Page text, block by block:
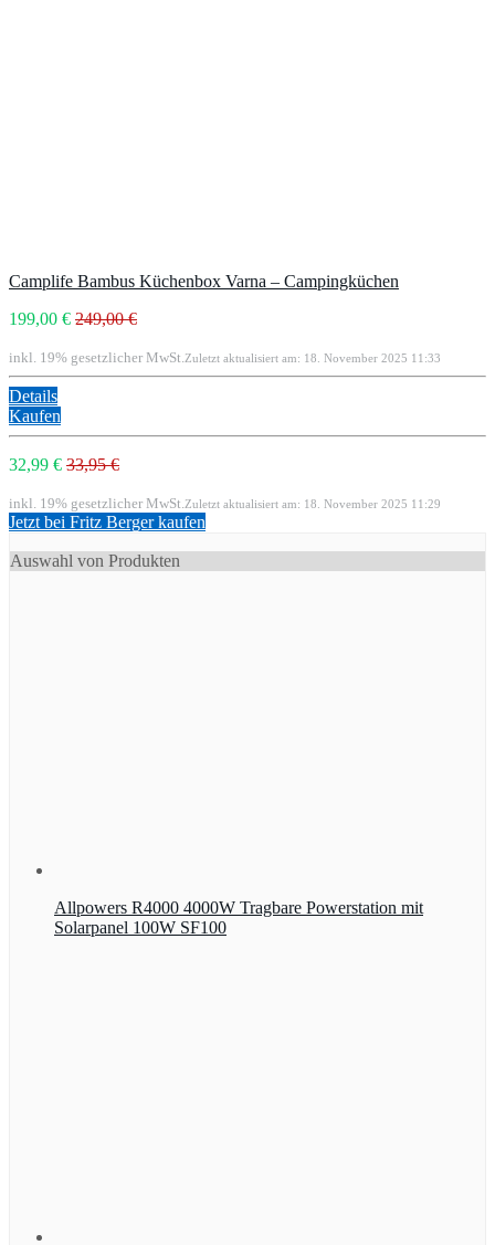
Camplife Bambus Küchenbox Varna – Campingküchen
199,00 € 249,00 €
inkl. 19% gesetzlicher MwSt. Zuletzt aktualisiert am: 18. November 2025 11:33
Details
Kaufen
32,99 € 33,95 €
inkl. 19% gesetzlicher MwSt. Zuletzt aktualisiert am: 18. November 2025 11:29
Jetzt bei Fritz Berger kaufen
Auswahl von Produkten
Allpowers R4000 4000W Tragbare Powerstation mit
Solarpanel 100W SF100